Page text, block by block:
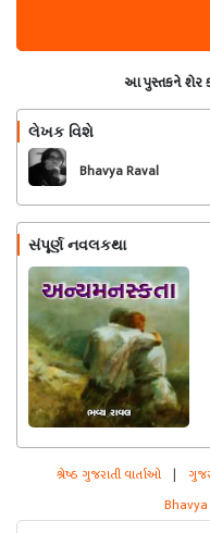
આ પુસ્તકને શેર
લેખક વિશે
Bhavya Raval
સંપૂર્ણ નવલકથા
શ્રેષ્ઠ ગુજરાતી વાર્તાઓ |
Bhavya